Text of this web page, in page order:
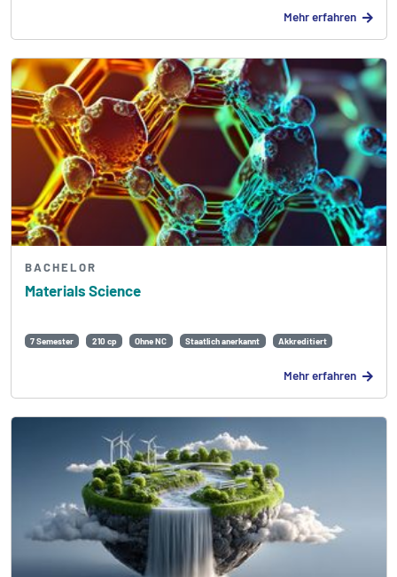
Mehr erfahren
Materials Science
BACHELOR
7 Semester 210 cp Ohne NC Staatlich anerkannt Akkreditiert
Mehr erfahren